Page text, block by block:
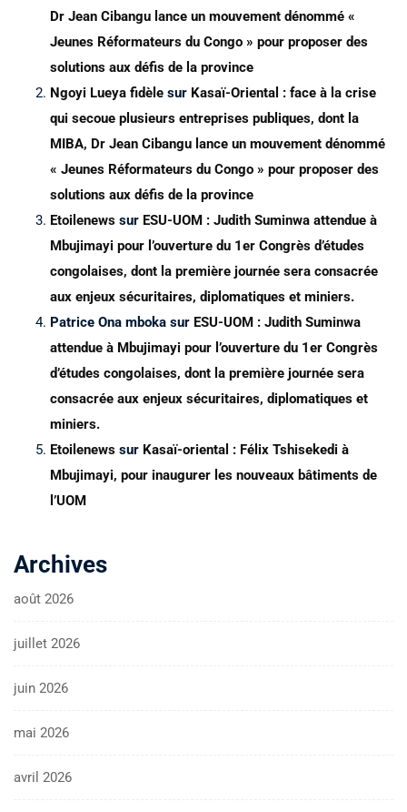
Dr Jean Cibangu lance un mouvement dénommé «
Jeunes Réformateurs du Congo » pour proposer des
solutions aux défis de la province
Ngoyi Lueya fidèle sur Kasaï-Oriental : face à la crise
qui secoue plusieurs entreprises publiques, dont la
MIBA, Dr Jean Cibangu lance un mouvement dénommé
« Jeunes Réformateurs du Congo » pour proposer des
solutions aux défis de la province
Etoilenews sur ESU-UOM : Judith Suminwa attendue à
Mbujimayi pour l’ouverture du 1er Congrès d’études
congolaises, dont la première journée sera consacrée
aux enjeux sécuritaires, diplomatiques et miniers.
Patrice Ona mboka sur ESU-UOM : Judith Suminwa
attendue à Mbujimayi pour l’ouverture du 1er Congrès
d’études congolaises, dont la première journée sera
consacrée aux enjeux sécuritaires, diplomatiques et
miniers.
Etoilenews sur Kasaï-oriental : Félix Tshisekedi à
Mbujimayi, pour inaugurer les nouveaux bâtiments de
l’UOM
Archives
août 2026
juillet 2026
juin 2026
mai 2026
avril 2026